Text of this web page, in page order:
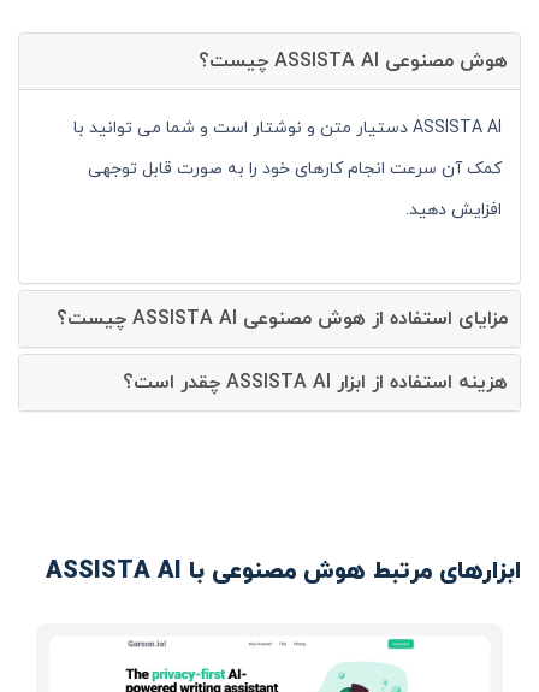
هوش مصنوعی ASSISTA AI چیست؟
ASSISTA AI دستیار متن و نوشتار است و شما می توانید با
کمک آن سرعت انجام کارهای خود را به صورت قابل توجهی
افزایش دهید.
مزایای استفاده از هوش مصنوعی ASSISTA AI چیست؟
هزینه استفاده از ابزار ASSISTA AI چقدر است؟
ابزارهای مرتبط هوش مصنوعی با ASSISTA AI